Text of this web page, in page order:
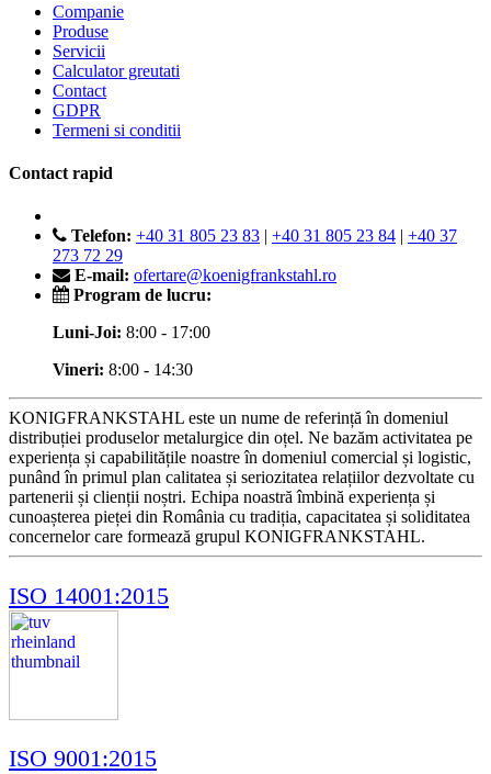
Companie
Produse
Servicii
Calculator greutati
Contact
GDPR
Termeni si conditii
Contact rapid
Telefon: +40 31 805 23 83 | +40 31 805 23 84 | +40 37
273 72 29
E-mail: ofertare@koenigfrankstahl.ro
Program de lucru:
Luni-Joi: 8:00 - 17:00
Vineri: 8:00 - 14:30
KONIGFRANKSTAHL este un nume de referință în domeniul
distribuției produselor metalurgice din oțel. Ne bazăm activitatea pe
experiența și capabilitățile noastre în domeniul comercial și logistic,
punând în primul plan calitatea și seriozitatea relațiilor dezvoltate cu
partenerii și clienții noștri. Echipa noastră îmbină experiența și
cunoașterea pieței din România cu tradiția, capacitatea și soliditatea
concernelor care formează grupul KONIGFRANKSTAHL.
ISO 14001:2015
ISO 9001:2015